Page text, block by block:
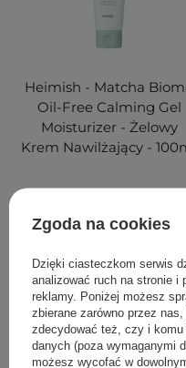
Heimish - Matcha
Oil-Free Calming Gel
Moisturizer - Żelowy
Krem Nawilżający -
DODAJ DO KOSZYKA
Zgoda na cookies
Dzięki ciasteczkom serwis
analizować ruch na stronie i
reklamy. Poniżej możesz
zbierane zarówno przez
zdecydować też, czy i
danych (poza wymaganymi
możesz wycofać w